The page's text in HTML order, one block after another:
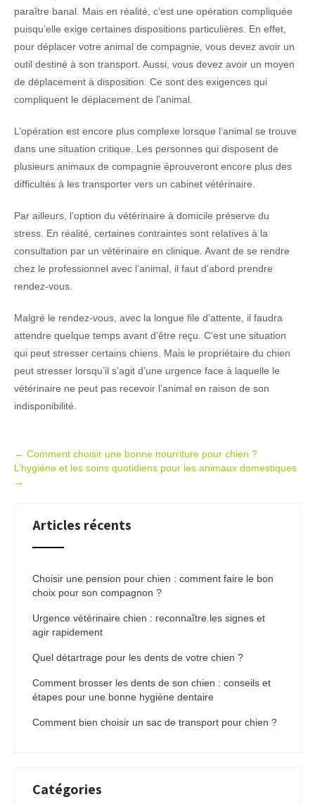
paraître banal. Mais en réalité, c’est une opération compliquée
puisqu’elle exige certaines dispositions particulières. En effet,
pour déplacer votre animal de compagnie, vous devez avoir un
outil destiné à son transport. Aussi, vous devez avoir un moyen
de déplacement à disposition. Ce sont des exigences qui
compliquent le déplacement de l’animal.
L’opération est encore plus complexe lorsque l’animal se trouve
dans une situation critique. Les personnes qui disposent de
plusieurs animaux de compagnie éprouveront encore plus des
difficultés à les transporter vers un cabinet vétérinaire.
Par ailleurs, l’option du vétérinaire à domicile préserve du
stress. En réalité, certaines contraintes sont relatives à la
consultation par un vétérinaire en clinique. Avant de se rendre
chez le professionnel avec l’animal, il faut d’abord prendre
rendez-vous.
Malgré le rendez-vous, avec la longue file d’attente, il faudra
attendre quelque temps avant d’être reçu. C’est une situation
qui peut stresser certains chiens. Mais le propriétaire du chien
peut stresser lorsqu’il s’agit d’une urgence face à laquelle le
vétérinaire ne peut pas recevoir l’animal en raison de son
indisponibilité.
Post
navigation
← Comment choisir une bonne nourriture pour chien ?
L’hygiène et les soins quotidiens pour les animaux domestiques
→
Articles récents
Choisir une pension pour chien : comment faire le bon
choix pour son compagnon ?
Urgence vétérinaire chien : reconnaître les signes et
agir rapidement
Quel détartrage pour les dents de votre chien ?
Comment brosser les dents de son chien : conseils et
étapes pour une bonne hygiène dentaire
Comment bien choisir un sac de transport pour chien ?
Catégories